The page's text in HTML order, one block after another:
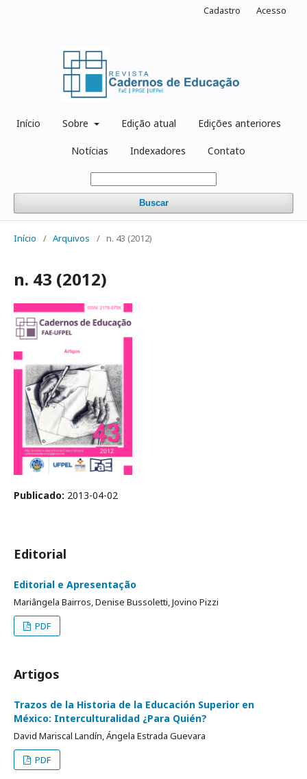
Início Sobre Edição atual Edições anteriores
Notícias Indexadores Contato
Buscar
Cadastro Acesso
Início / Arquivos / n. 43 (2012)
n. 43 (2012)
Publicado: 2013-04-02
Editorial
Editorial e Apresentação
Mariângela Bairros, Denise Bussoletti, Jovino Pizzi
PDF
Artigos
Trazos de la Historia de la Educación Superior en
México: Interculturalidad ¿Para Quién?
David Mariscal Landín, Ángela Estrada Guevara
PDF